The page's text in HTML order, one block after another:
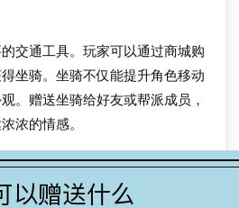
交通工具。玩家可以通过商城购
坐骑。坐骑不仅能提升角色移动
。赠送坐骑给好友或帮派成员，
浓的情感。